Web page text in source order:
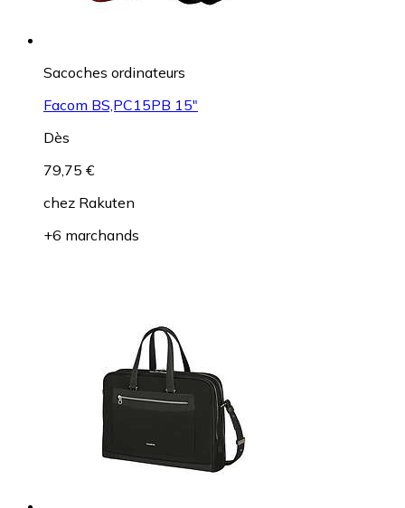
Sacoches ordinateurs
Facom BS,PC15PB 15"
Dès
79,75 €
chez Rakuten
+6 marchands